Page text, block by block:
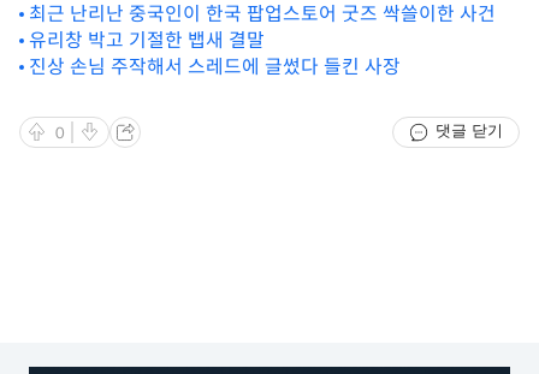
최근 난리난 중국인이 한국 팝업스토어 굿즈 싹쓸이한 사건
유리창 박고 기절한 뱁새 결말
진상 손님 주작해서 스레드에 글썼다 들킨 사장
0 댓글 닫기